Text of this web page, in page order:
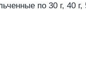
по 30 г, 40 г,